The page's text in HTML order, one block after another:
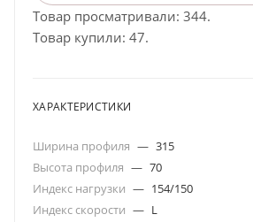
Товар просматривали: 344.
Товар купили: 47.
ХАРАКТЕРИСТИКИ
Ширина профиля — 315
Высота профиля — 70
Индекс нагрузки — 154/150
Индекс скорости — L